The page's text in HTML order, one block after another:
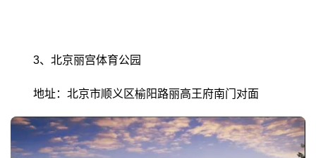
3、北京丽宫体育公园
地址：北京市顺义区榆阳路丽高王府南门对面